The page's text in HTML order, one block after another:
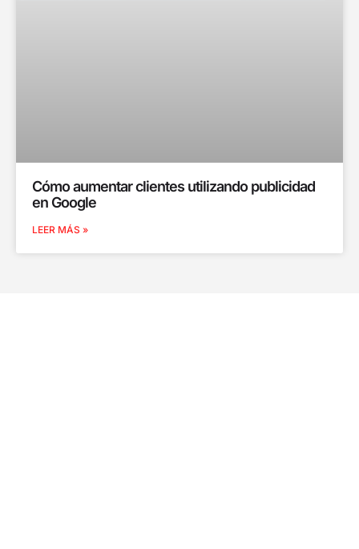
Cómo aumentar clientes utilizando publicidad
en Google
LEER MÁS »